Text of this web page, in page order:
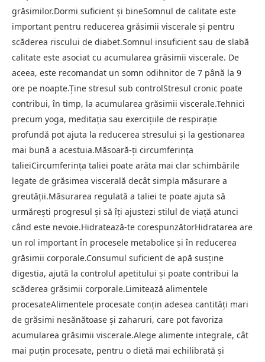
grăsimilor.Dormi suficient și bineSomnul de calitate este
important pentru reducerea grăsimii viscerale și pentru
scăderea riscului de diabet.Somnul insuficient sau de slabă
calitate este asociat cu acumularea grăsimii viscerale. De
aceea, este recomandat un somn odihnitor de 7 până la 9
ore pe noapte.Ține stresul sub controlStresul cronic poate
contribui, în timp, la acumularea grăsimii viscerale.Tehnici
precum yoga, meditația sau exercițiile de respirație
profundă pot ajuta la reducerea stresului și la gestionarea
mai bună a acestuia.Măsoară-ți circumferința
talieiCircumferința taliei poate arăta mai clar schimbările
legate de grăsimea viscerală decât simpla măsurare a
greutății.Măsurarea regulată a taliei te poate ajuta să
urmărești progresul și să îți ajustezi stilul de viață atunci
când este nevoie.Hidratează-te corespunzătorHidratarea are
un rol important în procesele metabolice și în reducerea
grăsimii corporale.Consumul suficient de apă susține
digestia, ajută la controlul apetitului și poate contribui la
scăderea grăsimii corporale.Limitează alimentele
procesateAlimentele procesate conțin adesea cantități mari
de grăsimi nesănătoase și zaharuri, care pot favoriza
acumularea grăsimii viscerale.Alege alimente integrale, cât
mai puțin procesate, pentru o dietă mai echilibrată și